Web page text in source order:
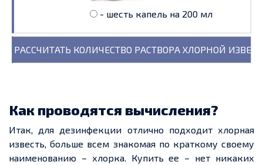
- шесть капель на 200 мл
Как проводятся вычисления?
Итак, для дезинфекции отлично подходит хлорная
известь, больше всем знакомая по краткому своему
наименованию – хлорка. Купить ее – нет никаких